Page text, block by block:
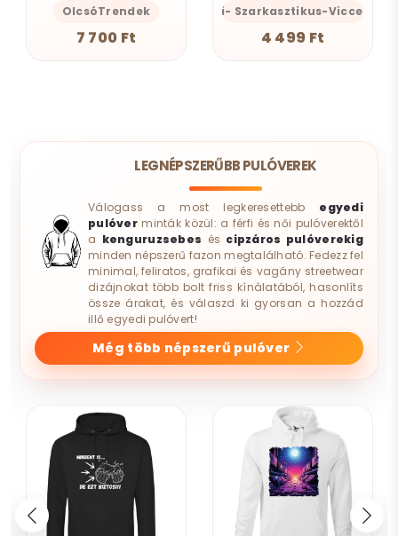
OlcsóTrendek
7 700 Ft
AlszomKöszi- Szarkasztikus-Vicces-
4 499 Ft
LEGNÉPSZERŰBB PULÓVEREK
Válogass a most legkeresettebb egyedi
pulóverminták közül: a férfi és női pulóverektől
a kenguruzsebes és cipzáros pulóverekig
minden népszerű fazon megtalálható. Fedezz fel
minimal, feliratos, grafikai és vagány streetwear
dizájnokat több bolt friss kínálatából, hasonlíts
össze árakat, és válaszd ki gyorsan a hozzád
illő egyedi pulóvert!
Még több népszerű pulóver